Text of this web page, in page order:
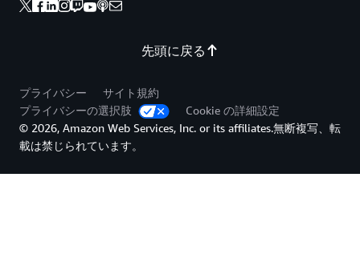
先頭に戻る
プライバシー
サイト規約
プライバシーの選択肢
Cookie の詳細設定
© 2026, Amazon Web Services, Inc. or its affiliates.無断複写、転
載は禁じられています。